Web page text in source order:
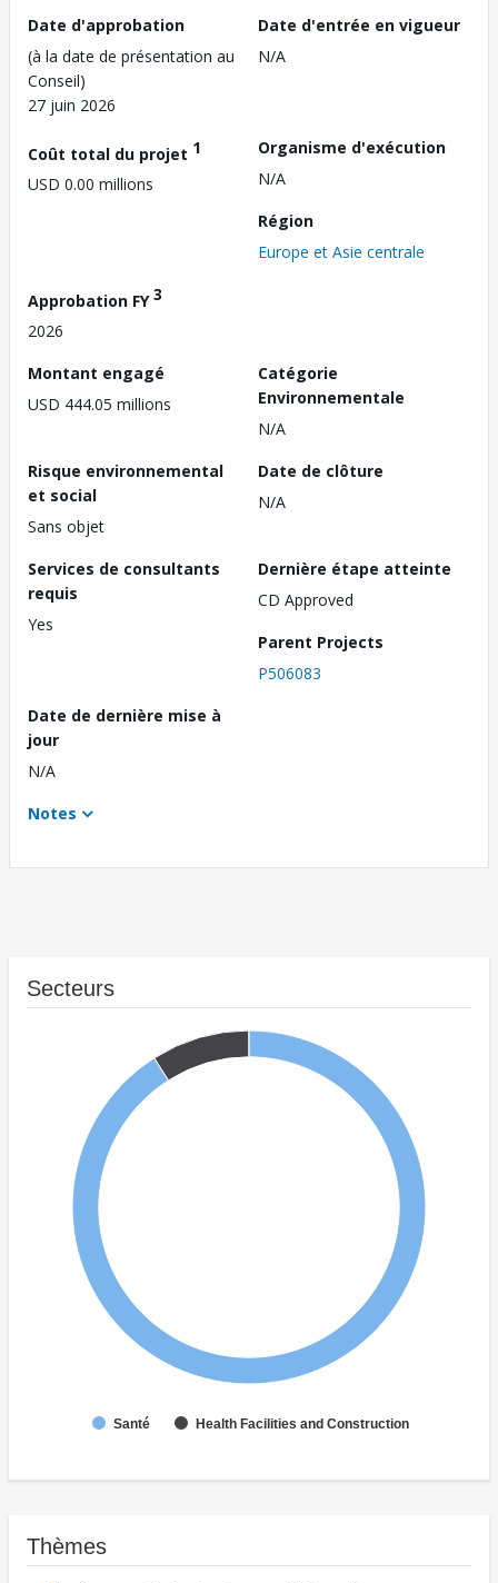
Date d'approbation
(à la date de présentation au
Conseil)
27 juin 2026
Date d'entrée en vigueur
N/A
Coût total du projet 1
USD 0.00 millions
Organisme d'exécution
N/A
Région
Europe et Asie centrale
Approbation FY3
2026
Montant engagé
USD 444.05 millions
Catégorie
Environnementale
N/A
Risque environnemental
et social
Sans objet
Date de clôture
N/A
Services de consultants
requis
Yes
Dernière étape atteinte
CD Approved
Parent Projects
P506083
Date de dernière mise à
jour
N/A
Notes
Secteurs
Santé Health Facilities and Construction
Thèmes